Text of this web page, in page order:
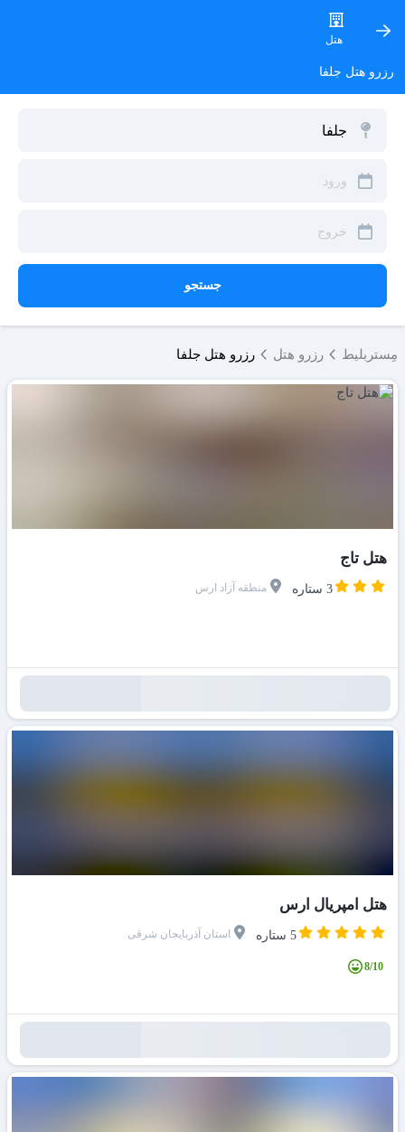
هتل
رزرو هتل جلفا
جستجو
مِستربلیط رزرو هتل رزرو هتل جلفا
هتل تاج
3 ستاره منطقه آزاد ارس
هتل امپریال ارس
5 ستاره استان آذربایجان شرقی
8/10